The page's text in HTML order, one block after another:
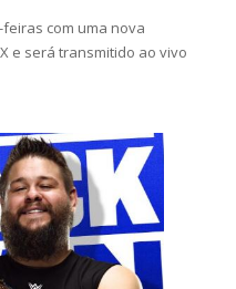
com uma nova
e será transmitido ao vivo